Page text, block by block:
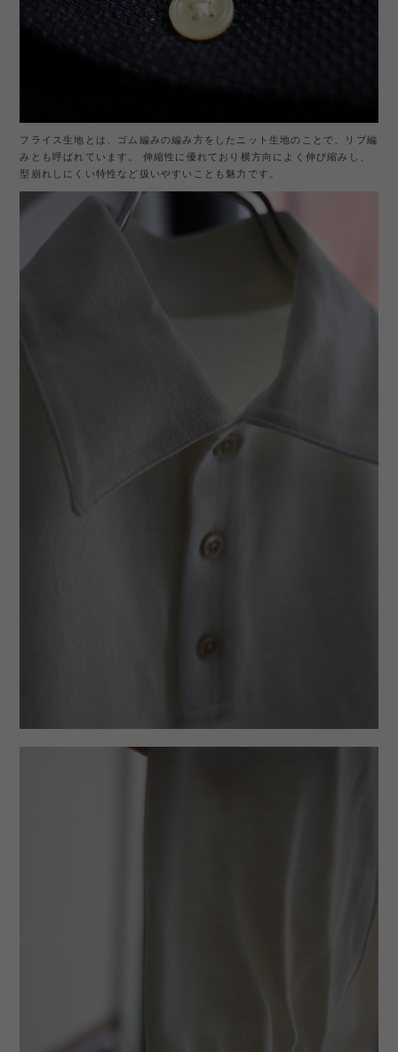
フライス生地とは、ゴム編みの編み方をしたニット生地のことで、リブ編
みとも呼ばれています。 伸縮性に優れており横方向によく伸び縮みし、
型崩れしにくい特性など扱いやすいことも魅力です。